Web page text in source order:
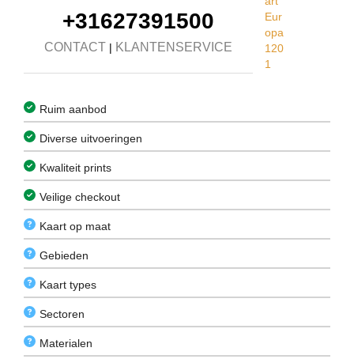
+31627391500
CONTACT | KLANTENSERVICE
Ruim aanbod
Diverse uitvoeringen
Kwaliteit prints
Veilige checkout
Kaart op maat
Gebieden
Kaart types
Sectoren
Materialen